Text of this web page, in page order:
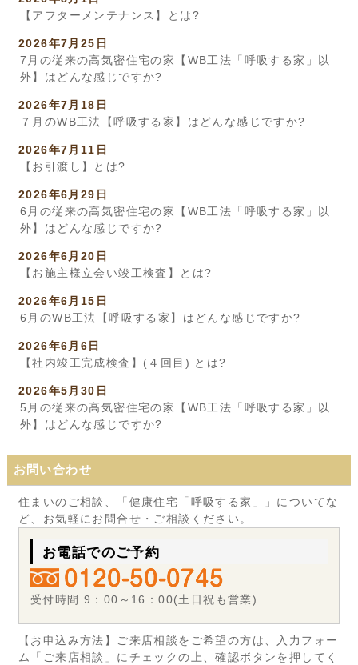
【アフターメンテナンス】とは?
2026年7月25日
7月の従来の高気密住宅の家【WB工法「呼吸する家」以
外】はどんな感じですか?
2026年7月18日
７月のWB工法【呼吸する家】はどんな感じですか?
2026年7月11日
【お引渡し】とは?
2026年6月29日
6月の従来の高気密住宅の家【WB工法「呼吸する家」以
外】はどんな感じですか?
2026年6月20日
【お施主様立会い竣工検査】とは?
2026年6月15日
6月のWB工法【呼吸する家】はどんな感じですか?
2026年6月6日
【社内竣工完成検査】(４回目) とは?
2026年5月30日
5月の従来の高気密住宅の家【WB工法「呼吸する家」以
外】はどんな感じですか?
お問い合わせ
住まいのご相談、「健康住宅「呼吸する家」」についてな
ど、お気軽にお問合せ・ご相談ください。
お電話でのご予約
受付時間 9：00～16：00(土日祝も営業)
【お申込み方法】ご来店相談をご希望の方は、入力フォー
ム「ご来店相談」にチェックの上、確認ボタンを押してく